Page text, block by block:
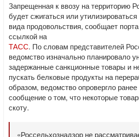
Запрещенная к ввозу на территорию
будет сжигаться или
вида продовольствия, сообщает
ссылкой на
ТАСС. По словам представителей
ведомство изначально планировало
задержанные санкционные товары и
пускать белковые продукты на
образом, ведомство опровергло
сообщение о том, что некоторые
скоту.
«Россельхознадзор не